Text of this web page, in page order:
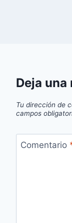
Deja una
Tu dirección de
campos
Comentario